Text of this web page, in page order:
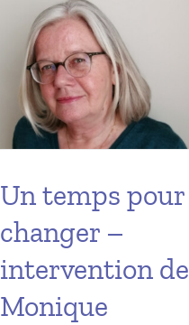
Un temps pour
changer –
intervention de
Monique